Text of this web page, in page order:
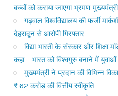
बच्चों को कराया जाएगा भ्रमण-मुख्यमंत्री
गढ़वाल विश्वविद्यालय की फर्जी
देहरादून से आरोपी गिरफ्तार
विद्या भारती के संस्कार और शिक्षा
कहा— भारत को विश्वगुरु बनाने में युवाओं
मुख्यमंत्री ने प्रदान की विभिन्न
₹ 62 करोड़ की वित्तीय स्वीकृति